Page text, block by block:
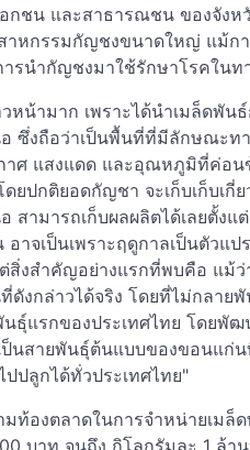
อกชน และสาธารณชน ของจัง
าหกรรมกัญชงขนาดใหญ่ แม้
รนำกัญชงมาใช้รักษาโรคในท
หน้ามาก เพราะได้นำเมล็ดพั
อ ซึ่งถือว่าเป็นพื้นที่ที่มีลักษณะ
าศ แสงแดด และอุณหภูมิที่ค่อน
ดยปกติยอดกัญชา จะเก็บเก็บเ
สามารถเก็บผลผลิตได้เลยตั้งแ
อาจเป็นเพราะฤดูกาลเป็นตัว
สิ่งสำคัญอย่างแรกที่พบคือ แม้
ดังกล่าวได้จริง โดยที่ไม่กลาย
นธุ์แรกของประเทศไทย โดย
นสายพันธุ์ต้นแบบของขอนแก่น
ปลูกได้ทั่วประเทศไทย"
มท้องตลาดในการจำหน่ายเม
บาท จนถึง กิโลกรัมละ 1 ล้า